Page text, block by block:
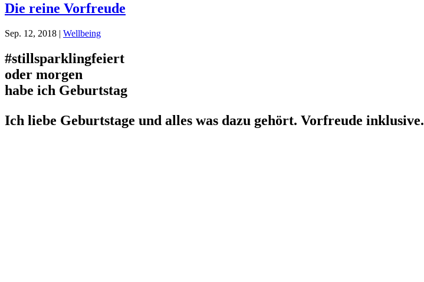
Die reine Vorfreude
Sep. 12, 2018 | Wellbeing
#stillsparklingfeiert
oder morgen
habe ich Geburtstag
Ich liebe Geburtstage und alles was dazu gehört. Vorfreude inklusive.